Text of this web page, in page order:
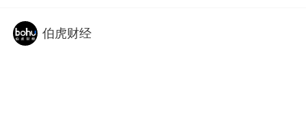
伯虎财经